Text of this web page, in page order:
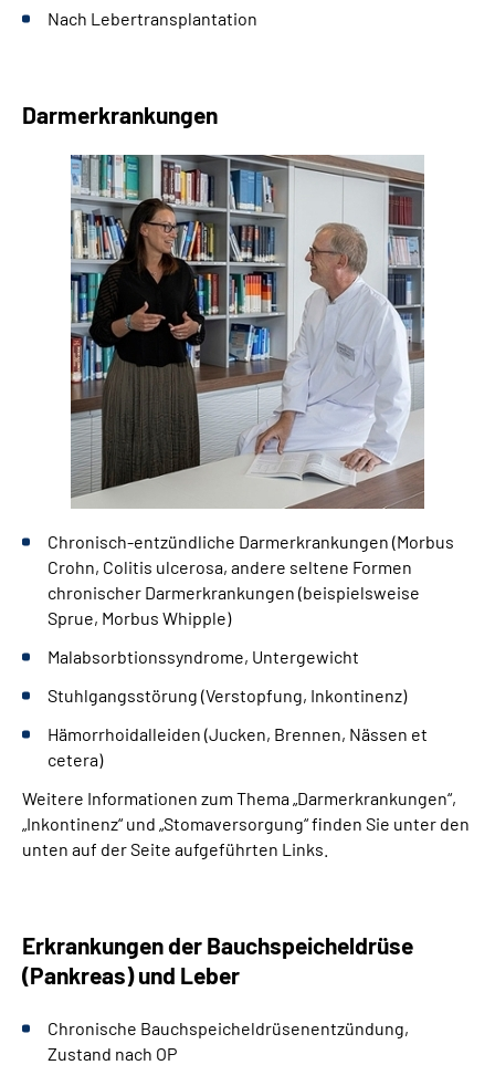
Nach Lebertransplantation
Darmerkrankungen
Chronisch-entzündliche Darmerkrankungen (Morbus
Crohn, Colitis ulcerosa, andere seltene Formen
chronischer Darmerkrankungen (beispielsweise
Sprue, Morbus Whipple)
Malabsorbtionssyndrome, Untergewicht
Stuhlgangsstörung (Verstopfung, Inkontinenz)
Hämorrhoidalleiden (Jucken, Brennen, Nässen et
cetera)
Weitere Informationen zum Thema „Darmerkrankungen“,
„Inkontinenz“ und „Stomaversorgung“ finden Sie unter den
unten auf der Seite aufgeführten Links.
Erkrankungen der Bauchspeicheldrüse
(Pankreas) und Leber
Chronische Bauchspeicheldrüsenentzündung,
Zustand nach OP